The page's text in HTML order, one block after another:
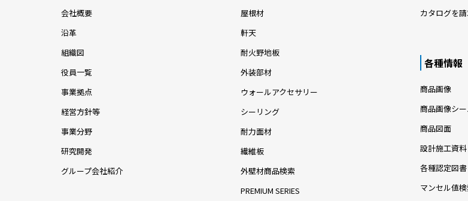
会社概要
沿革
組織図
役員一覧
事業拠点
経営方針等
事業分野
研究開発
グループ会社紹介
屋根材
軒天
耐火野地板
外装部材
ウォールアクセサリー
シーリング
耐力面材
繊維板
外壁材商品検索
PREMIUM SERIES
カタログを
各種情報
商品画像
商品画像シ
商品図面
設計施工資料
各種認定図
マンセル値